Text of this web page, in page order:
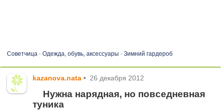
Советчица- Одежда, обувь, аксессуары - Зимний гардероб
kazanova.nata • 26 декабря 2012
Нужна нарядная, но повседневная
туника